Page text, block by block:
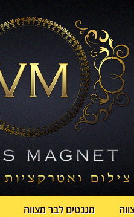
מגנטים לבר מצווה